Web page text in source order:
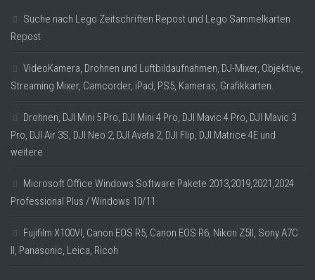
Suche nach Lego Zeitschriften Repost und Lego Sammelkarten
Repost
VideoKamera, Drohnen und Luftbildaufnahmen, DJ-Mixer, Objektive,
Streaming Mixer, Camcorder, iPad, PS5, Kameras, Grafikkarten.
Drohnen, DJI Mini 5 Pro, DJI Mini 4 Pro, DJI Mavic 4 Pro, DJI Mavic 3
Pro, DJI Air 3S, DJI Neo 2, DJI Avata 2, DJI Flip, DJI Matrice 4E und
weitere
Microsoft Office Windows Software Pakete 2013,2019,2021,2024
Professional Plus / Windows 10/11
Fujifilm X100VI, Canon EOS R5, Canon EOS R6, Nikon Z5II, Sony A7C
II, Panasonic, Leica, Ricoh